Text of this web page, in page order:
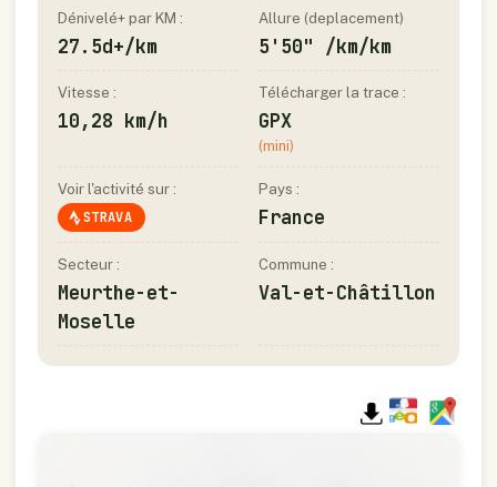
Dénivelé+ par KM :
27.5d+/km
Allure (deplacement)
5'50" /km/km
Vitesse :
10,28 km/h
Télécharger la trace :
GPX
(mini)
Voir l'activité sur :
STRAVA
Pays :
France
Secteur :
Meurthe-et-
Moselle
Commune :
Val-et-Châtillon